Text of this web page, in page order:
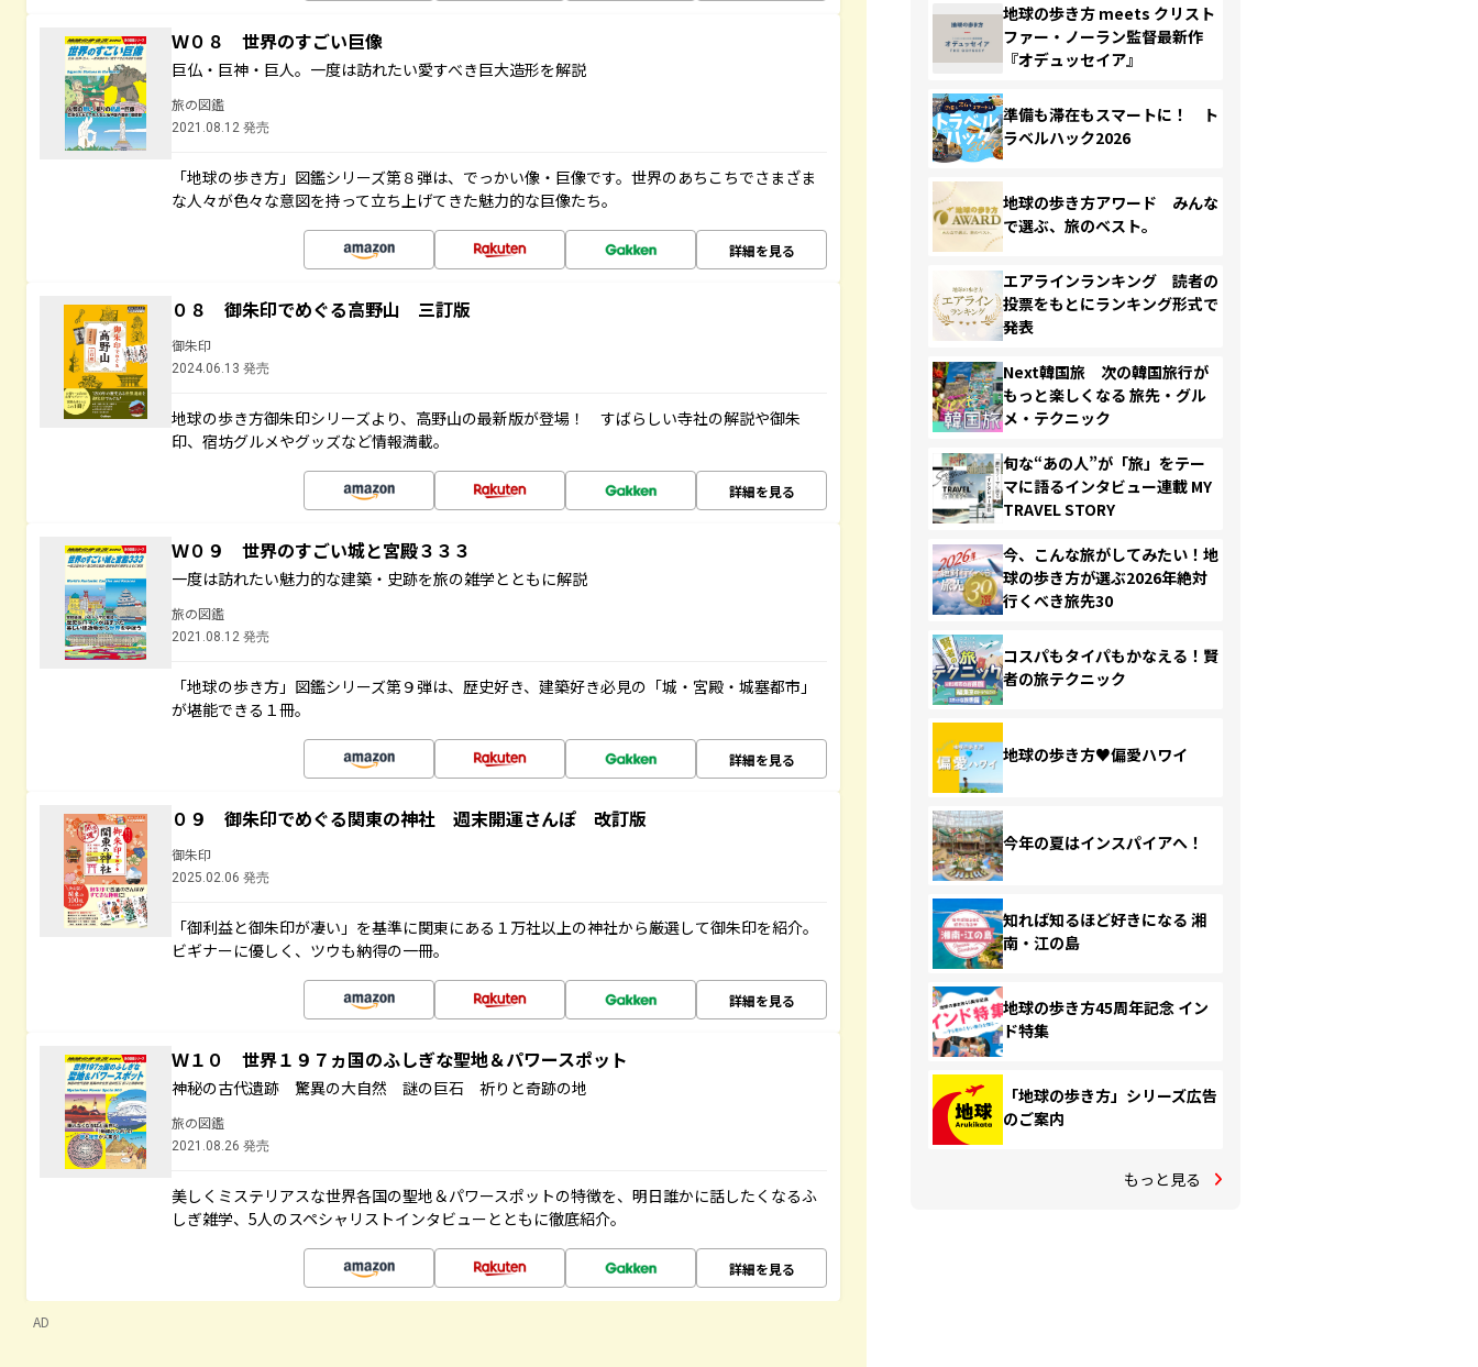
Ｗ０８ 世界のすごい巨像
巨仏・巨神・巨人。一度は訪れたい愛すべき巨大造形を解説
旅の図鑑
2021.08.12 発売
「地球の歩き方」図鑑シリーズ第８弾は、でっかい像・巨像です。世界のあちこちでさまざま
な人々が色々な意図を持って立ち上げてきた魅力的な巨像たち。
詳細を見る
０８ 御朱印でめぐる高野山 三訂版
御朱印
2024.06.13 発売
地球の歩き方御朱印シリーズより、高野山の最新版が登場！ すばらしい寺社の解説や御朱
印、宿坊グルメやグッズなど情報満載。
詳細を見る
Ｗ０９ 世界のすごい城と宮殿３３３
一度は訪れたい魅力的な建築・史跡を旅の雑学とともに解説
旅の図鑑
2021.08.12 発売
「地球の歩き方」図鑑シリーズ第９弾は、歴史好き、建築好き必見の「城・宮殿・城塞都市」
が堪能できる１冊。
詳細を見る
０９ 御朱印でめぐる関東の神社 週末開運さんぽ 改訂版
御朱印
2025.02.06 発売
「御利益と御朱印が凄い」を基準に関東にある１万社以上の神社から厳選して御朱印を紹介。
ビギナーに優しく、ツウも納得の一冊。
詳細を見る
Ｗ１０ 世界１９７ヵ国のふしぎな聖地＆パワースポット
神秘の古代遺跡 驚異の大自然 謎の巨石 祈りと奇跡の地
旅の図鑑
2021.08.26 発売
美しくミステリアスな世界各国の聖地＆パワースポットの特徴を、明日誰かに話したくなるふ
しぎ雑学、5人のスペシャリストインタビューとともに徹底紹介。
詳細を見る
AD
地球の歩き方 meets クリスト
ファー・ノーラン監督最新作
『オデュッセイア』
準備も滞在もスマートに！ ト
ラベルハック2026
地球の歩き方アワード みんな
で選ぶ、旅のベスト。
エアラインランキング 読者の
投票をもとにランキング形式で
発表
Next韓国旅 次の韓国旅行が
もっと楽しくなる 旅先・グル
メ・テクニック
旬な“あの人”が「旅」をテー
マに語るインタビュー連載 MY
TRAVEL STORY
今、こんな旅がしてみたい！地
球の歩き方が選ぶ2026年絶対
行くべき旅先30
コスパもタイパもかなえる！賢
者の旅テクニック
地球の歩き方♥偏愛ハワイ
今年の夏はインスパイアへ！
知れば知るほど好きになる 湘
南・江の島
地球の歩き方45周年記念 イン
ド特集
「地球の歩き方」シリーズ広告
のご案内
もっと見る